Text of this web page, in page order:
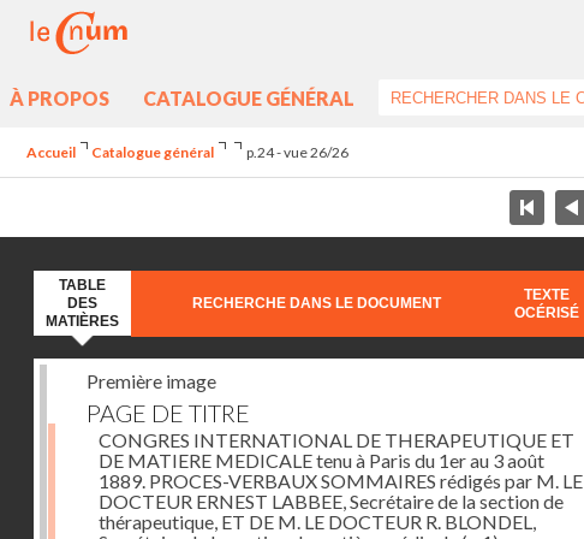
À PROPOS CATALOGUE GÉNÉRAL
Accueil Catalogue général p.24 - vue 26/26
TABLE
DES
MATIÈRES
RECHERCHE DANS LE DOCUMENT
TEXTE
OCÉRISÉ
Première image
PAGE DE TITRE
CONGRES INTERNATIONAL DE THERAPEUTIQUE ET
DE MATIERE MEDICALE tenu à Paris du 1er au 3 août
1889. PROCES-VERBAUX SOMMAIRES rédigés par M. LE
DOCTEUR ERNEST LABBEE, Secrétaire de la section de
thérapeutique, ET DE M. LE DOCTEUR R. BLONDEL,